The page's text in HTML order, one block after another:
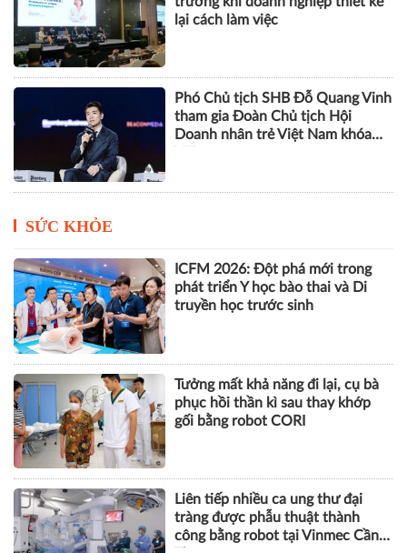
bổ nhiệm làm Tổng Giám đốc
Eximbank
CEO 5S Media: AI chỉ tạo ra tăng
trưởng khi doanh nghiệp thiết kế
lại cách làm việc
VIII
SỨC KHỎE
ICFM 2026: Đột phá mới trong
phát triển Y học bào thai và Di
truyền học trước sinh
Tưởng mất khả năng đi lại, cụ bà
phục hồi thần kì sau thay khớp
gối bằng robot CORI